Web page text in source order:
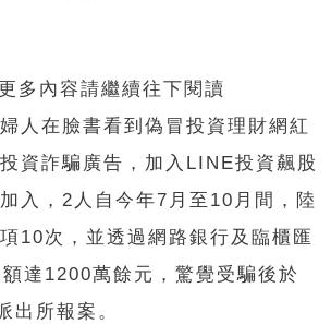
多內容請繼續往下閱讀
人在臉書看到偽冒投資理財網紅
投資詐騙廣告，加入LINE投資飆股
入，2人自今年7月至10月間，陸
10次，並透過網路銀行及臨櫃匯
達1200萬餘元，驚覺受騙後於
出所報案。